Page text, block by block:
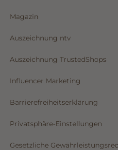
Magazin
Auszeichnung ntv
Auszeichnung TrustedShops
Influencer Marketing
Barrierefreiheitserklärung
Privatsphäre-Einstellungen
Gesetzliche